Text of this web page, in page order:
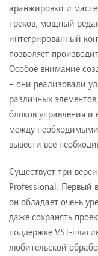
аранжировки и
треков, мощный
интегрированный
позволяет
Особое внимание
– они реализовали
различных
блоков управления и
между
вывести все
Существует три
Professional. Первый
он обладает очень
даже сохранять
поддержке VST-
любительской